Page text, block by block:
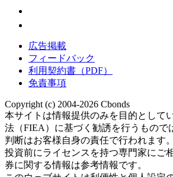
広告掲載
フィードバック
利用契約書（PDF）
免責事項
Copyright (c) 2004-2026 Cbonds
本サイトは情報提供のみを目的として
法（FIEA）に基づく勧誘を行うもので
判断はお客様自身の責任で行われます
投資前にライセンスを持つ専門家にご
券に関する情報は参考情報です。